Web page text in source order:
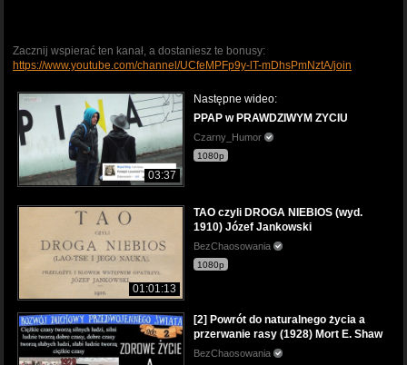
Zacznij wspierać ten kanał, a dostaniesz te bonusy:
https://www.youtube.com/channel/UCfeMPFp9y-lT-mDhsPmNztA/join
03:37
Następne wideo:
PPAP w PRAWDZIWYM ZYCIU
Czarny_Humor
1080p
01:01:13
TAO czyli DROGA NIEBIOS (wyd.
1910) Józef Jankowski
BezChaosowania
1080p
[2] Powrót do naturalnego życia a
przerwanie rasy (1928) Mort E. Shaw
BezChaosowania